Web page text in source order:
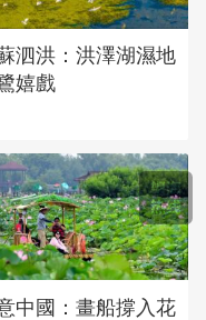
泗洪：洪澤湖濕地
嬉戲
中國：畫船撐入花